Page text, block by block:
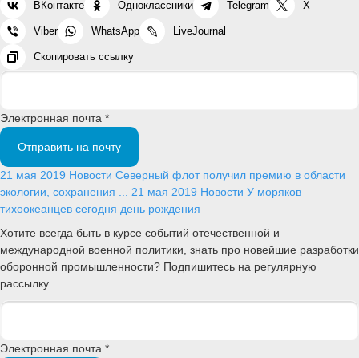
ВКонтакте Одноклассники Telegram X
Viber WhatsApp LiveJournal
Скопировать ссылку
Электронная почта *
Отправить на почту
21 мая 2019 Новости Северный флот получил премию в области
экологии, сохранения ... 21 мая 2019 Новости У моряков
тихоокеанцев сегодня день рождения
Хотите всегда быть в курсе событий отечественной и
международной военной политики, знать про новейшие разработки
оборонной промышленности? Подпишитесь на регулярную
рассылку
Электронная почта *